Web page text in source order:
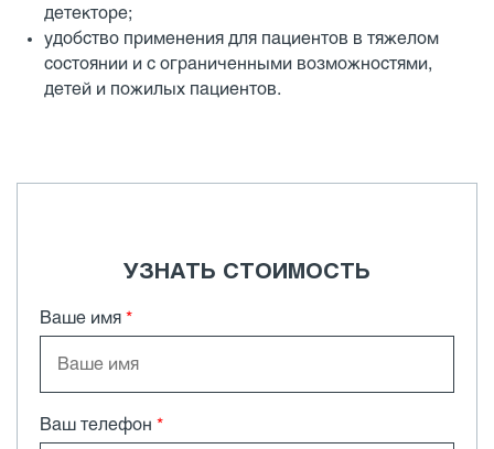
детекторе;
удобство применения для пациентов в тяжелом
состоянии и с ограниченными возможностями,
детей и пожилых пациентов.
УЗНАТЬ СТОИМОСТЬ
Ваше имя *
Ваш телефон *